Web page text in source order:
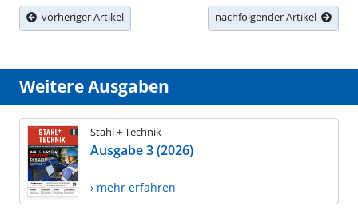
vorheriger Artikel nachfolgender Artikel
Weitere Ausgaben
Stahl + Technik
Ausgabe 3 (2026)
› mehr erfahren